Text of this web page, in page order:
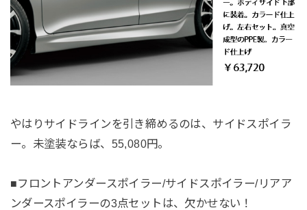
やはりサイドラインを引き締めるのは、サイドスポイラ
ー。未塗装ならば、55,080円。
■フロントアンダースポイラー/サイドスポイラー/リアア
ンダースポイラーの3点セットは、欠かせない！